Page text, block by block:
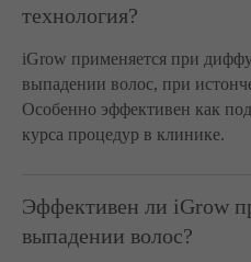
технология?
iGrow применяется при
выпадении волос, при
Особенно эффективен как
курса процедур в клинике.
Эффективен ли iGrow
выпадении волос?